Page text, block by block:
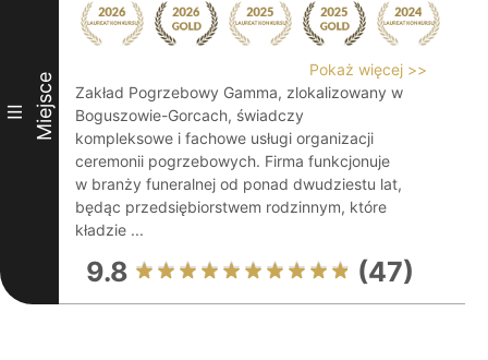
III Miejsce
Pokaż więcej >>
Zakład Pogrzebowy Gamma, zlokalizowany w
Boguszowie-Gorcach, świadczy
kompleksowe i fachowe usługi organizacji
ceremonii pogrzebowych. Firma funkcjonuje
w branży funeralnej od ponad dwudziestu lat,
będąc przedsiębiorstwem rodzinnym, które
kładzie ...
9.8 (47)